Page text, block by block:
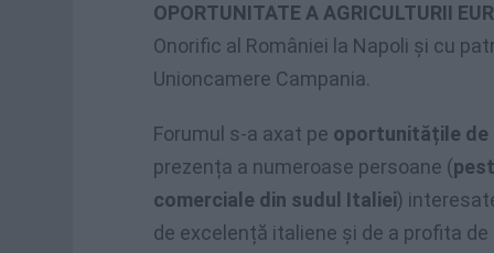
OPORTUNITATE A AGRICULTURII
Onorific al României la Napoli şi cu
Unioncamere Campania.
Forumul s-a axat pe oportunitățile de
prezența a numeroase persoane (
comerciale din sudul Italiei)
de excelență italiene și de a profita